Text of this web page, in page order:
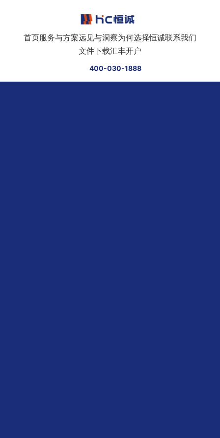
首页服务与方案远见与洞察为何选择恒诚联系我们
文件下载汇丰开户
400-030-1888